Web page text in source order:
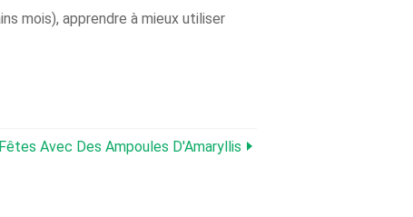
mois), apprendre à mieux utiliser
Avec Des Ampoules D'Amaryllis